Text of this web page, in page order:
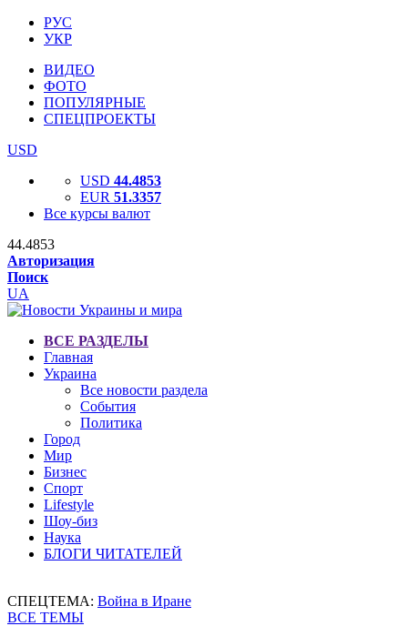
РУС
УКР
ВИДЕО
ФОТО
ПОПУЛЯРНЫЕ
СПЕЦПРОЕКТЫ
USD
USD 44.4853
EUR 51.3357
Все курсы валют
44.4853
Авторизация
Поиск
UA
ВСЕ РАЗДЕЛЫ
Главная
Украина
Все новости раздела
События
Политика
Город
Мир
Бизнес
Спорт
Lifestyle
Шоу-биз
Наука
БЛОГИ ЧИТАТЕЛЕЙ
СПЕЦТЕМА: Война в Иране
ВСЕ ТЕМЫ